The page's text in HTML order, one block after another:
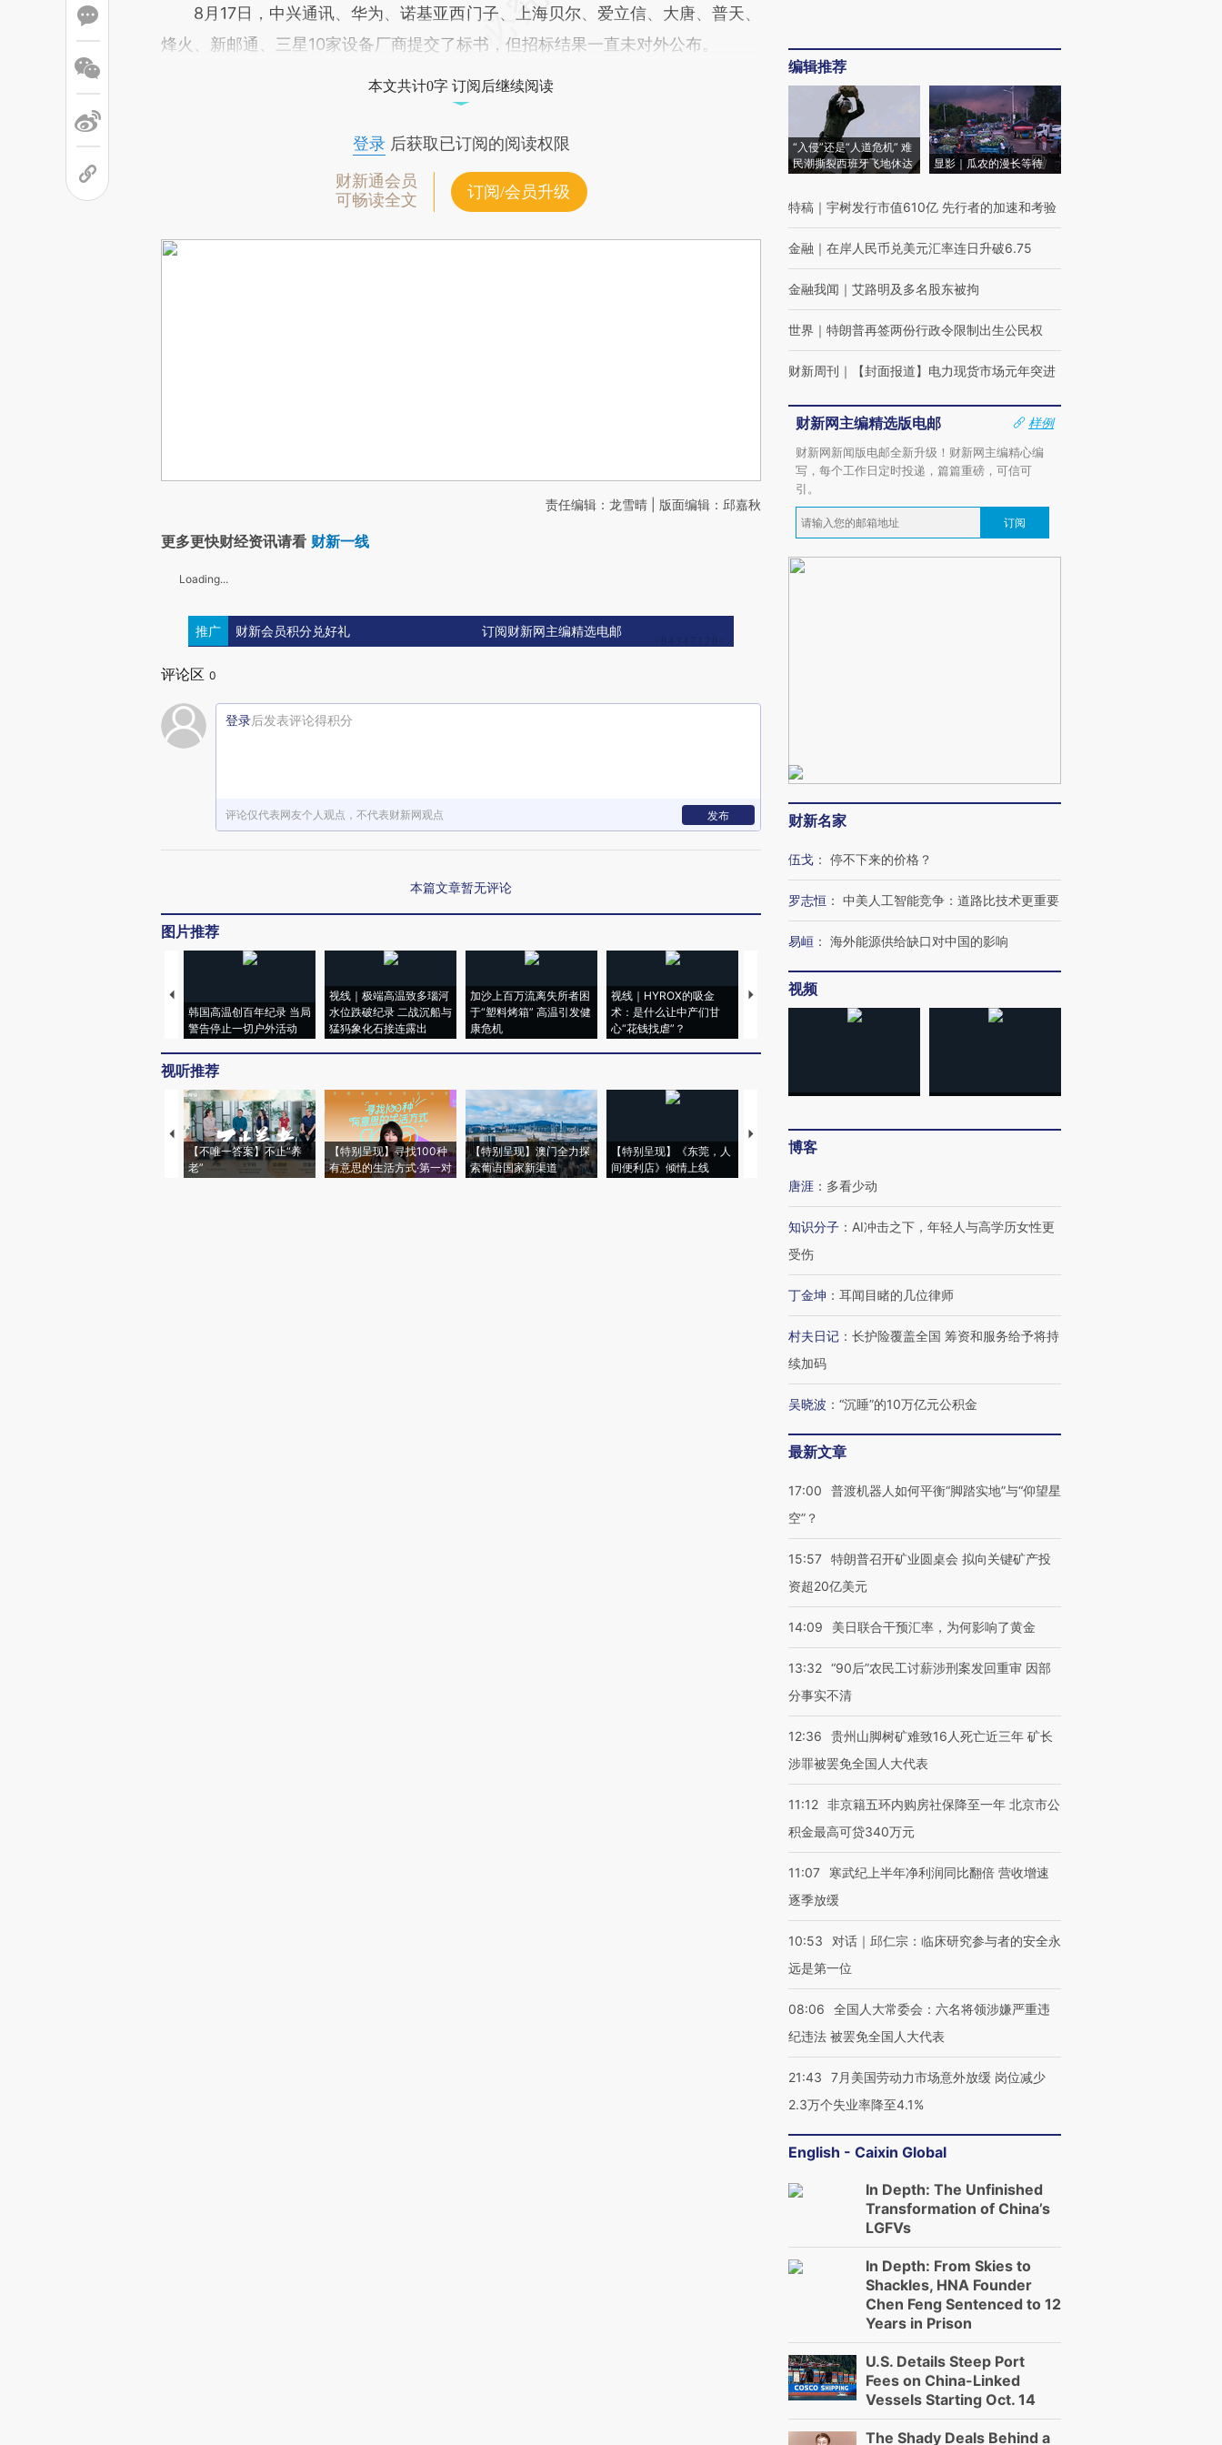
8月17日，中兴通讯、华为、诺基亚西门子、上海贝尔、爱立信、大唐、普天、
烽火、新邮通、三星10家设备厂商提交了标书，但招标结果一直未对外公布。
本文共计0字 订阅后继续阅读
登录后获取已订阅的阅读权限
财新通会员
可畅读全文
订阅/会员升级
责任编辑：龙雪晴 | 版面编辑：邱嘉秋
更多更快财经资讯请看 财新一线
Loading...
推广 财新会员积分兑好礼 订阅财新网主编精选电邮
评论区 0
登录后发表评论得积分
评论仅代表网友个人观点，不代表财新网观点 发布
本篇文章暂无评论
图片推荐
韩国高温创百年纪录 当局
警告停止一切户外活动
视线｜极端高温致多瑙河
水位跌破纪录 二战沉船与
猛犸象化石接连露出
加沙上百万流离失所者困
于“塑料烤箱” 高温引发健
康危机
视线｜HYROX的吸金
术：是什么让中产们甘
心“花钱找虐”？
马航飞行员跨国走私7万
粒摇头丸 尿检体内含3种
度Z世代 用街头抗争将教
机”？难民潮撕裂西班牙
视听推荐
【不唯一答案】不止“养
老”
【特别呈现】寻找100种
有意思的生活方式·第一对
【特别呈现】澳门全力探
索葡语国家新渠道
【特别呈现】《东莞，人
间便利店》倾情上线
【推广】走进第四届链博
会，让数智科技“链”接产
【商旅对话】华住集团
编辑推荐
“入侵”还是“人道危机” 难
民潮撕裂西班牙飞地休达
显影｜瓜农的漫长等待
特稿 ｜ 宇树发行市值610亿 先行者的加速和考验
金融 ｜ 在岸人民币兑美元汇率连日升破6.75
金融我闻 ｜ 艾路明及多名股东被拘
世界 ｜ 特朗普再签两份行政令限制出生公民权
财新周刊 ｜ 【封面报道】电力现货市场元年突进
财新网主编精选版电邮
样例
财新网新闻版电邮全新升级！财新网主编精心编
写，每个工作日定时投递，篇篇重磅，可信可
引。
订阅
财新名家
伍戈 ： 停不下来的价格？
罗志恒 ： 中美人工智能竞争：道路比技术更重要
易峘 ： 海外能源供给缺口对中国的影响
视频
博客
唐涯 ： 多看少动
知识分子 ： AI冲击之下，年轻人与高学历女性更
受伤
丁金坤 ： 耳闻目睹的几位律师
村夫日记 ： 长护险覆盖全国 筹资和服务给予将持
续加码
吴晓波 ： “沉睡”的10万亿元公积金
最新文章
17:00
普渡机器人如何平衡“脚踏实地”与“仰望星
空”？
15:57 特朗普召开矿业圆桌会 拟向关键矿产投
资超20亿美元
14:09 美日联合干预汇率，为何影响了黄金
13:32 “90后”农民工讨薪涉刑案发回重审 因部
分事实不清
12:36
贵州山脚树矿难致16人死亡近三年 矿长
涉罪被罢免全国人大代表
11:12 非京籍五环内购房社保降至一年 北京市公
积金最高可贷340万元
11:07
寒武纪上半年净利润同比翻倍 营收增速
逐季放缓
10:53
对话｜邱仁宗：临床研究参与者的安全永
远是第一位
08:06
全国人大常委会：六名将领涉嫌严重违
纪违法 被罢免全国人大代表
21:43
7月美国劳动力市场意外放缓 岗位减少
2.3万个失业率降至4.1%
English - Caixin Global
In Depth: The Unfinished
Transformation of China’s
LGFVs
In Depth: From Skies to
Shackles, HNA Founder
Chen Feng Sentenced to 12
Years in Prison
U.S. Details Steep Port
Fees on China-Linked
Vessels Starting Oct. 14
The Shady Deals Behind a